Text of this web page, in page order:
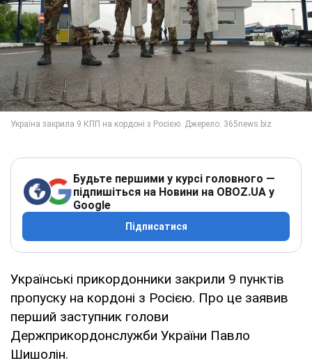
Будьте першими у курсі головного —
підпишіться на Новини на OBOZ.UA у
Google
Підписатися
Українські прикордонники закрили 9 пунктів
пропуску на кордоні з Росією. Про це заявив
перший заступник голови
Держприкордонслужби України Павло
Шишолін.